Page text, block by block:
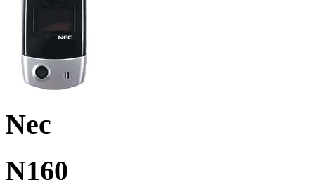
Nec
N160